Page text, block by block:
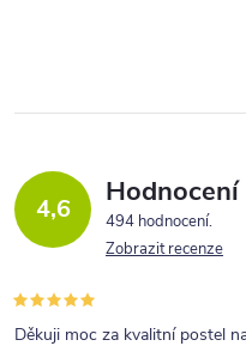
4,6
494 hodnocení
Zobrazit recenze
Děkuji moc za kvalitní postel